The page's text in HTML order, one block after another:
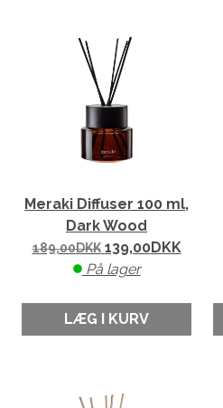
Meraki Diffuser 100 ml,
Dark Wood
189,00DKK 139,00DKK
På lager
LÆG I KURV